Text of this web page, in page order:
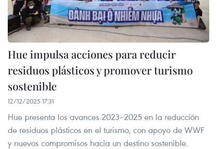
Hue impulsa acciones para reducir
residuos plásticos y promover turismo
sostenible
12/12/2025 17:31
Hue presenta los avances 2023–2025 en la reducción
de residuos plásticos en el turismo, con apoyo de WWF
y nuevos compromisos hacia un destino sostenible.